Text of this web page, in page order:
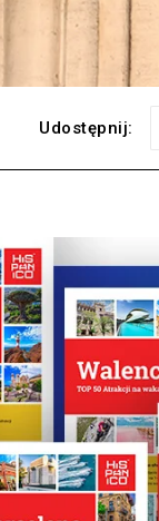
Udostępnij: